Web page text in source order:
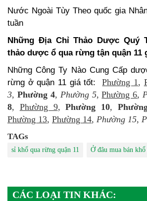
Nước Ngoài Tùy Theo quốc gia
tuần
Những Địa Chỉ Thảo Dược Quý
thảo dược ổ qua rừng tận quận 11
Những Công Ty Nào Cung Cấp
rừng ở quận 11 giá tốt:Phường 1,
3, Phường 4, Phường 5,Phường 6,
8, Phường 9,Phường 10,
Phường 13, Phường 14, Phường 15,
TAGs
sỉ khổ qua rừng quận 11 Ở đâu mua bán
CÁC LOẠI TIN KHÁC: